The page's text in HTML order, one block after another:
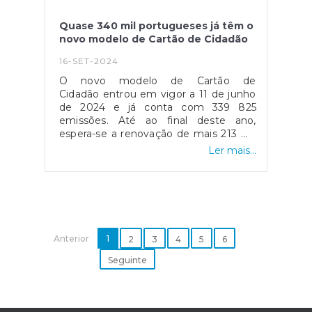
Quase 340 mil portugueses já têm o
novo modelo de Cartão de Cidadão
16-SET-2024
O novo modelo de Cartão de
Cidadão entrou em vigor a 11 de junho
de 2024 e já conta com 339 825
emissões. Até ao final deste ano,
espera-se a renovação de mais 213 mil
cartões por fim do prazo de
totalmente renovada, inspirada em
melhor o titular. O cartão passou a ser
contactless (sem contacto), permitindo
a utilização do Cartão de Cidadão em
diversas situações, quer nos serviços
por um leitor de cartões.Quem tem o
Ler mais...
Anterior 1 2 3 4 5
6
Seguinte